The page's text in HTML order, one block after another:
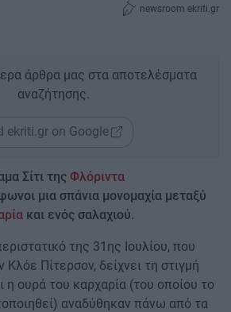
newsroom ekriti.gr
άρθρα μας στα αποτελέσματα
αναζήτησης.
ekriti.gr on Google
Σίτι της Φλόριντα
μια σπάνια μονομαχία μεταξύ
και ενός σαλαχιού.
της 31ης Ιουλίου, που
Πίτερσον, δείχνει τη στιγμή
η ουρά του καρχαρία (του οποίου το
αναδύθηκαν πάνω από τα